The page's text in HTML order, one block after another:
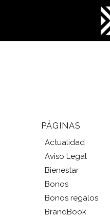
PÁGINAS
Actualidad
Aviso Legal
Bienestar
Bonos
Bonos regalos
BrandBook